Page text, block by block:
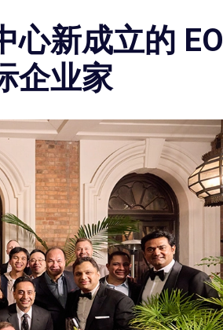
心新成立的 EO
企业家